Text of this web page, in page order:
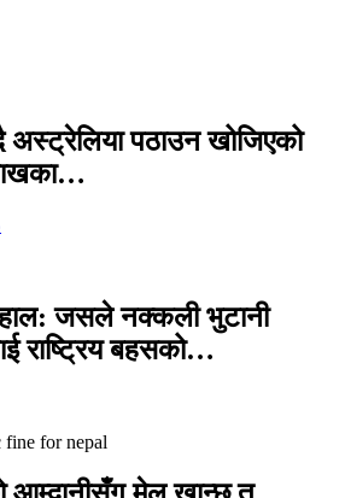
पठाउन खोजिएको
जसले नक्कली भुटानी
राष्ट्रिय बहसको…